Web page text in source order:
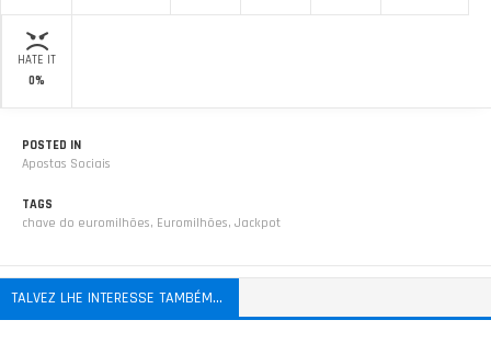
HATE IT
0%
POSTED IN
Apostas Sociais
TAGS
chave do euromilhões, Euromilhões, Jackpot
TALVEZ LHE INTERESSE TAMBÉM...